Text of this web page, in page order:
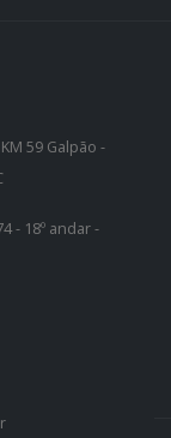
59 Galpão -
- 18º andar -